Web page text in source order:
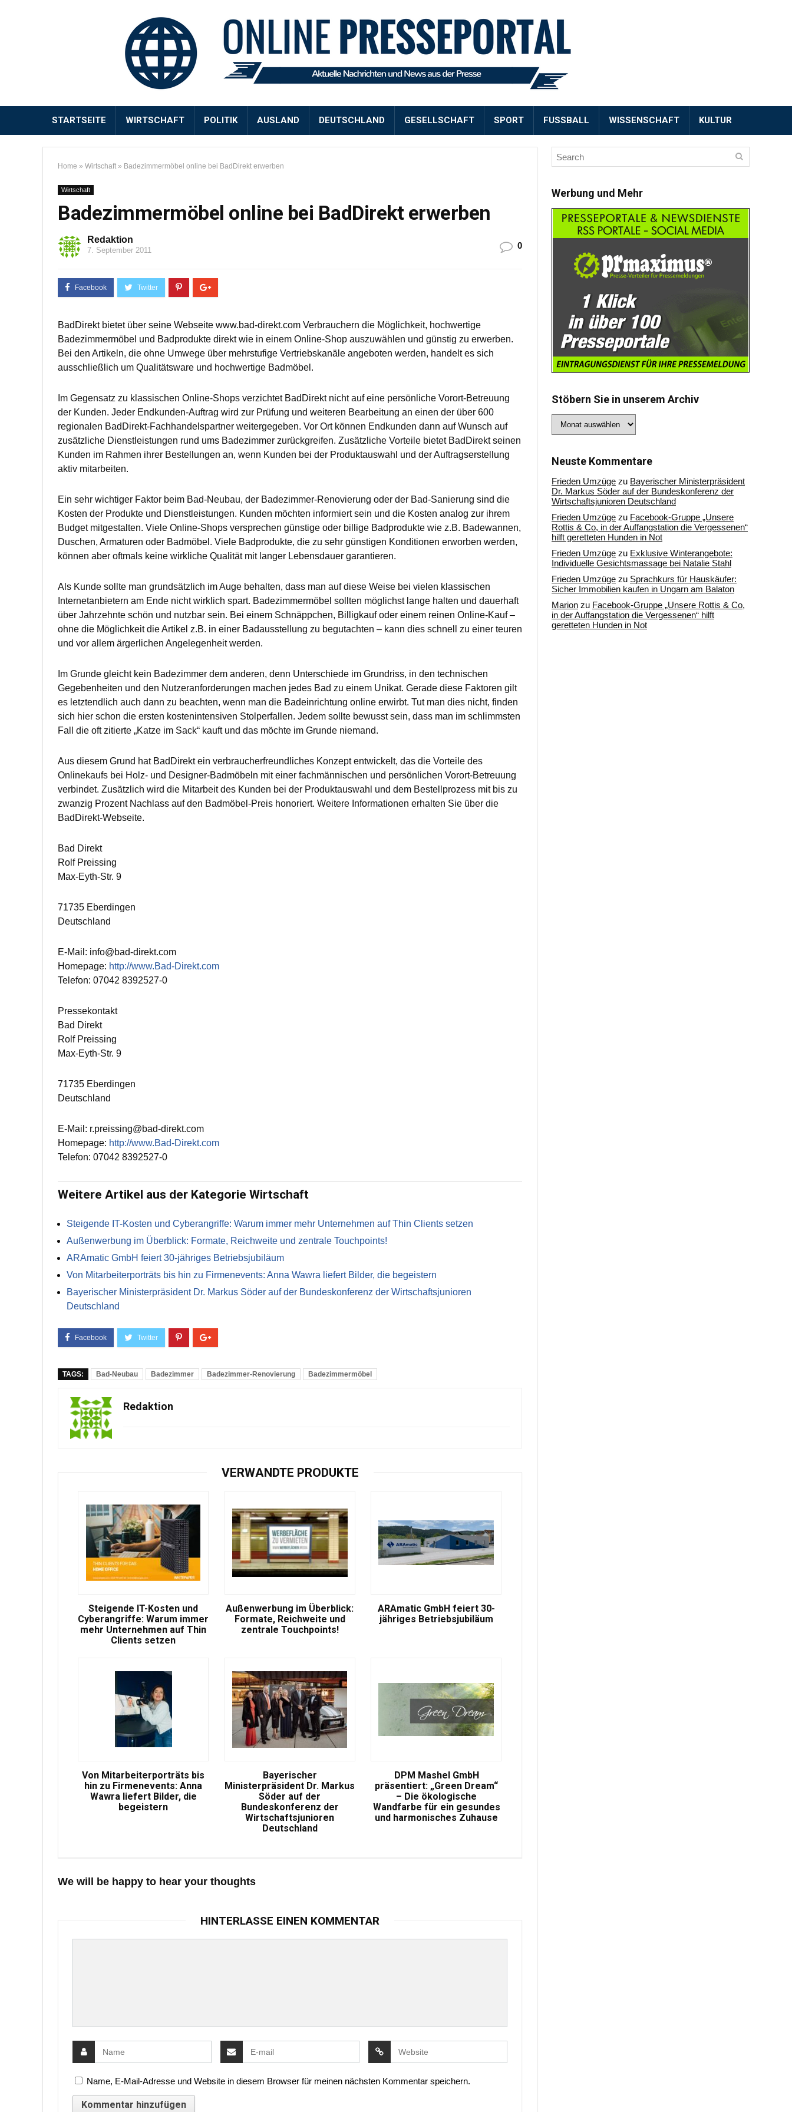
STARTSEITE WIRTSCHAFT POLITIK AUSLAND DEUTSCHLAND GESELLSCHAFT SPORT FUSSBALL WISSENSCHAFT KULTUR
Home » Wirtschaft » Badezimmermöbel online bei BadDirekt erwerben
Wirtschaft
Badezimmermöbel online bei BadDirekt erwerben
Redaktion
7. September 2011 0
BadDirekt bietet über seine Webseite www.bad-direkt.com Verbrauchern die Möglichkeit, hochwertige
Badezimmermöbel und Badprodukte direkt wie in einem Online-Shop auszuwählen und günstig zu erwerben.
Bei den Artikeln, die ohne Umwege über mehrstufige Vertriebskanäle angeboten werden, handelt es sich
ausschließlich um Qualitätsware und hochwertige Badmöbel.
Im Gegensatz zu klassischen Online-Shops verzichtet BadDirekt nicht auf eine persönliche Vorort-Betreuung
der Kunden. Jeder Endkunden-Auftrag wird zur Prüfung und weiteren Bearbeitung an einen der über 600
regionalen BadDirekt-Fachhandelspartner weitergegeben. Vor Ort können Endkunden dann auf Wunsch auf
zusätzliche Dienstleistungen rund ums Badezimmer zurückgreifen. Zusätzliche Vorteile bietet BadDirekt seinen
Kunden im Rahmen ihrer Bestellungen an, wenn Kunden bei der Produktauswahl und der Auftragserstellung
aktiv mitarbeiten.
Ein sehr wichtiger Faktor beim Bad-Neubau, der Badezimmer-Renovierung oder der Bad-Sanierung sind die
Kosten der Produkte und Dienstleistungen. Kunden möchten informiert sein und die Kosten analog zur ihrem
Budget mitgestalten. Viele Online-Shops versprechen günstige oder billige Badprodukte wie z.B. Badewannen,
Duschen, Armaturen oder Badmöbel. Viele Badprodukte, die zu sehr günstigen Konditionen erworben werden,
können aber oftmals keine wirkliche Qualität mit langer Lebensdauer garantieren.
Als Kunde sollte man grundsätzlich im Auge behalten, dass man auf diese Weise bei vielen klassischen
Internetanbietern am Ende nicht wirklich spart. Badezimmermöbel sollten möglichst lange halten und dauerhaft
über Jahrzehnte schön und nutzbar sein. Bei einem Schnäppchen, Billigkauf oder einem reinen Online-Kauf –
ohne die Möglichkeit die Artikel z.B. in einer Badausstellung zu begutachten – kann dies schnell zu einer teuren
und vor allem ärgerlichen Angelegenheit werden.
Im Grunde gleicht kein Badezimmer dem anderen, denn Unterschiede im Grundriss, in den technischen
Gegebenheiten und den Nutzeranforderungen machen jedes Bad zu einem Unikat. Gerade diese Faktoren gilt
es letztendlich auch dann zu beachten, wenn man die Badeinrichtung online erwirbt. Tut man dies nicht, finden
sich hier schon die ersten kostenintensiven Stolperfallen. Jedem sollte bewusst sein, dass man im schlimmsten
Fall die oft zitierte „Katze im Sack“ kauft und das möchte im Grunde niemand.
Aus diesem Grund hat BadDirekt ein verbraucherfreundliches Konzept entwickelt, das die Vorteile des
Onlinekaufs bei Holz- und Designer-Badmöbeln mit einer fachmännischen und persönlichen Vorort-Betreuung
verbindet. Zusätzlich wird die Mitarbeit des Kunden bei der Produktauswahl und dem Bestellprozess mit bis zu
zwanzig Prozent Nachlass auf den Badmöbel-Preis honoriert. Weitere Informationen erhalten Sie über die
BadDirekt-Webseite.
Bad Direkt
Rolf Preissing
Max-Eyth-Str. 9
71735 Eberdingen
Deutschland
E-Mail: info@bad-direkt.com
Homepage: http://www.Bad-Direkt.com
Telefon: 07042 8392527-0
Pressekontakt
Bad Direkt
Rolf Preissing
Max-Eyth-Str. 9
71735 Eberdingen
Deutschland
E-Mail: r.preissing@bad-direkt.com
Homepage: http://www.Bad-Direkt.com
Telefon: 07042 8392527-0
Weitere Artikel aus der Kategorie Wirtschaft
Steigende IT-Kosten und Cyberangriffe: Warum immer mehr Unternehmen auf Thin Clients setzen
Außenwerbung im Überblick: Formate, Reichweite und zentrale Touchpoints!
ARAmatic GmbH feiert 30-jähriges Betriebsjubiläum
Von Mitarbeiterporträts bis hin zu Firmenevents: Anna Wawra liefert Bilder, die begeistern
Bayerischer Ministerpräsident Dr. Markus Söder auf der Bundeskonferenz der Wirtschaftsjunioren
Deutschland
TAGS: Bad-Neubau Badezimmer Badezimmer-Renovierung Badezimmermöbel
Redaktion
VERWANDTE PRODUKTE
Steigende IT-Kosten und
Cyberangriffe: Warum immer
mehr Unternehmen auf Thin
Clients setzen
Außenwerbung im Überblick:
Formate, Reichweite und
zentrale Touchpoints!
ARAmatic GmbH feiert 30-
jähriges Betriebsjubiläum
Von Mitarbeiterporträts bis
hin zu Firmenevents: Anna
Wawra liefert Bilder, die
begeistern
Bayerischer
Ministerpräsident Dr. Markus
Söder auf der
Bundeskonferenz der
Wirtschaftsjunioren
Deutschland
DPM Mashel GmbH
präsentiert: „Green Dream“
– Die ökologische
Wandfarbe für ein gesundes
und harmonisches Zuhause
We will be happy to hear your thoughts
HINTERLASSE EINEN KOMMENTAR
Name, E-Mail-Adresse und Website in diesem Browser für meinen nächsten Kommentar speichern.
Werbung und Mehr
Stöbern Sie in unserem Archiv
Sie
Archiv
Neuste Kommentare
Frieden Umzüge zu Bayerischer Ministerpräsident
Dr. Markus Söder auf der Bundeskonferenz der
Wirtschaftsjunioren Deutschland
Frieden Umzüge zu Facebook-Gruppe „Unsere
Rottis & Co, in der Auffangstation die Vergessenen“
hilft geretteten Hunden in Not
Frieden Umzüge zu Exklusive Winterangebote:
Individuelle Gesichtsmassage bei Natalie Stahl
Frieden Umzüge zu Sprachkurs für Hauskäufer:
Sicher Immobilien kaufen in Ungarn am Balaton
Marion zu Facebook-Gruppe „Unsere Rottis & Co,
in der Auffangstation die Vergessenen“ hilft
geretteten Hunden in Not